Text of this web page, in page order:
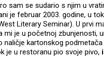
sam se sudario s njim u
je februar 2003. godine, u
Literary Seminar). U prvi
mi je u početnoj zbunjenosti,
naličje kartonskog
je u restoranu pio svoje pivo,